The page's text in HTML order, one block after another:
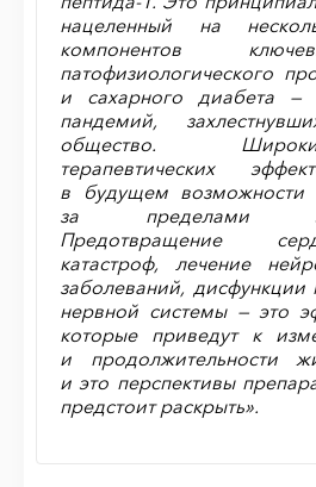
нацеленный на
компонентов
патофизиологического
и сахарного диабета —
пандемий,
общество.
терапевтических
в будущем возможности
за пределами
Предотвращение
катастроф, лечение
заболеваний, дисфункции
нервной системы — это
которые приведут к
и продолжительности
и это перспективы
предстоит раскрыть».